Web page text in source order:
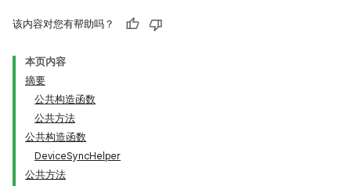
该内容对您有帮助吗？
本页内容
摘要
公共构造函数
公共方法
公共构造函数
DeviceSyncHelper
公共方法